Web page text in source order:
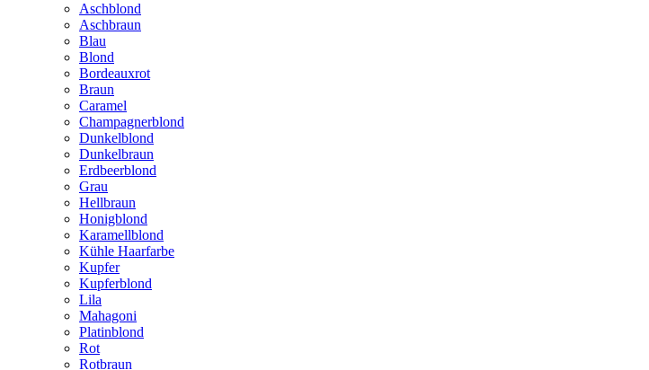
Aschblond
Aschbraun
Blau
Blond
Bordeauxrot
Braun
Caramel
Champagnerblond
Dunkelblond
Dunkelbraun
Erdbeerblond
Grau
Hellbraun
Honigblond
Karamellblond
Kühle Haarfarbe
Kupfer
Kupferblond
Lila
Mahagoni
Platinblond
Rot
Rotbraun